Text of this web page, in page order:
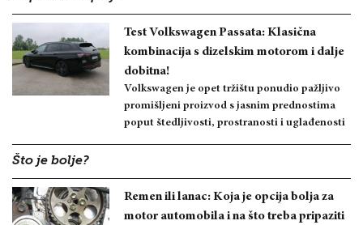
Test Volkswagen Passata: Klasična
kombinacija s dizelskim motorom i dalje
dobitna!
Volkswagen je opet tržištu ponudio pažljivo
promišljeni proizvod s jasnim prednostima
poput štedljivosti, prostranosti i uglađenosti
Što je bolje?
Remen ili lanac: Koja je opcija bolja za
motor automobila i na što treba pripaziti